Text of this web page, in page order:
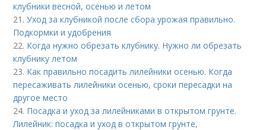
клубники весной, осенью и летом
21.Уход за клубникой после сбора урожая правильно.
Подкормки и удобрения
22. Когда нужно обрезать клубнику. Нужно ли обрезать
клубнику летом
23. Как правильно посадить лилейники осенью. Когда
пересаживать лилейники осенью, сроки пересадки на
другое место
24. Посадка и уход за лилейниками в открытом грунте.
Лилейник: посадка и уход в открытом грунте,